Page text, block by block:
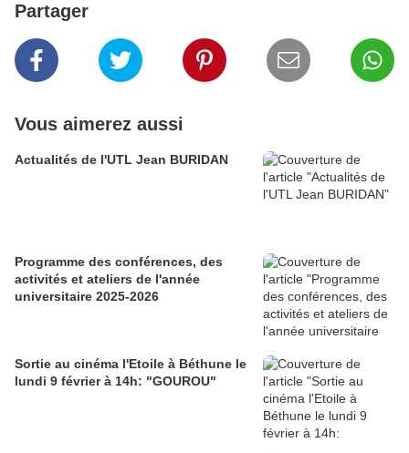
Partager
Vous aimerez aussi
Actualités de l'UTL Jean BURIDAN
Programme des conférences, des
activités et ateliers de l'année
universitaire 2025-2026
Sortie au cinéma l'Etoile à Béthune le
lundi 9 février à 14h: "GOUROU"